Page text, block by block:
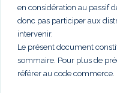
en considération au passif
donc pas participer aux
intervenir.
Le présent document
sommaire. Pour plus de
référer au code commerce.